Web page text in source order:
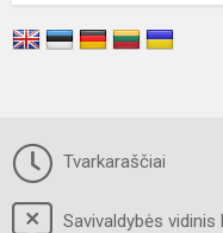
Tvarkaraščiai
Savivaldybės vidinis